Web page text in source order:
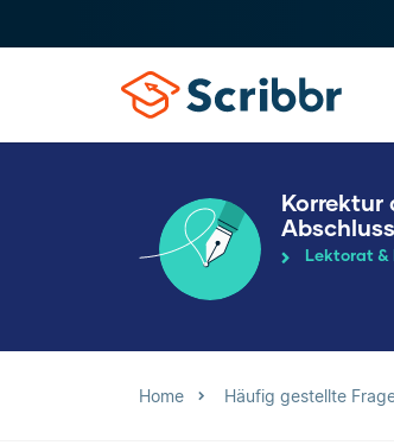
Korrektur
Lektorat &
Home Häufig gestellte